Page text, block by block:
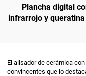
Plancha digital
infrarrojo y queratina
El alisador de cerámica
convincentes que lo